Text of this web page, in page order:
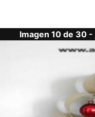
Imagen 10 de 30 -